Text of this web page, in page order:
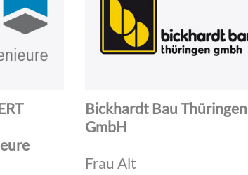
Bickhardt Bau Thüringen
GmbH
Frau Alt